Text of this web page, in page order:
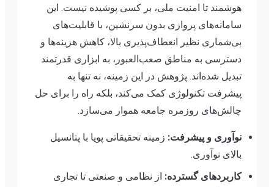
هوشمند تا امنیت ملی، بر کسی پوشیده نیست. این
سامانه‌های پروازی بدون سرنشین، با قابلیت‌های
بی‌شماری نظیر انعطاف‌پذیری بالا، کاهش هزینه‌ها و
دسترسی به مناطق صعب‌العبور، به ابزاری قدرتمند
تبدیل شده‌اند. پژوهش در این زمینه، نه تنها به
پیشرفت تکنولوژی کمک می‌کند، بلکه راه را برای حل
چالش‌های روزمره جامعه هموار می‌سازد.
نوآوری و پیشرفت: زمینه تحقیقاتی پویا با پتانسیل
بالای نوآوری.
کاربردهای گسترده: از نظامی و صنعتی تا تجاری